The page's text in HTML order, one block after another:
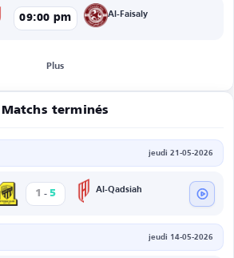
09:00 pm Al-Faisaly
Plus
Matchs terminés
jeudi 21-05-2026
1 - 5 Al-Qadsiah
jeudi 14-05-2026